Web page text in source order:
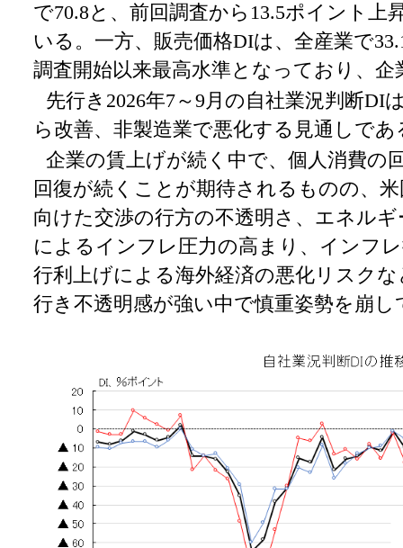
で70.8と、前回調査から13.5ポイント上
いる。一方、販売価格DIは、全産業で
調査開始以来最高水準となっており、
先行き2026年7～9月の自社業況判断DI
ら改善、非製造業で悪化する見通しであ
企業の賃上げが続く中で、個人消費の
回復が続くことが期待されるものの、
向けた交渉の行方の不透明さ、エネル
によるインフレ圧力の高まり、インフ
行利上げによる海外経済の悪化リスク
行き不透明感が強い中で慎重姿勢を崩し